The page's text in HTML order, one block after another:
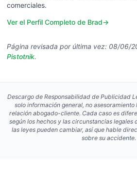
comerciales.
Ver el Perfil Completo de Brad→
Página revisada por última vez: 08/06/
Pistotnik.
Descargo de Responsabilidad de Publicidad
solo información general, no asesoramiento
relación abogado-cliente. Cada caso es
según los hechos y las circunstancias legales
las leyes pueden cambiar, así que hable
sobre su accidente.